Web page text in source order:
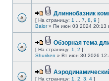
Длиннобазник
[ На страницу: 1 7 8 9 ]
Balor» Пн июн 03 2024 20:13
Обзорная тема
[ На страницу: 1 2 ]
Shuriken » Вт июн 30 2026
[ На страницу: 1 2 3 4 ]